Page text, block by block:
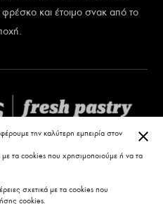
και έτοιμο σνακ από το
την καλύτερη εμπειρία στον
τα cookies που χρησιμοποιούμε ή να τα
σχετικά με τα cookies που
cookies.